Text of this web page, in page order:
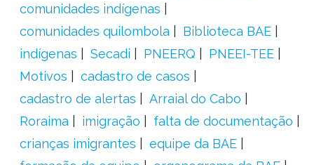
comunidades indígenas
comunidades quilombola
Biblioteca BAE
indígenas
Secadi PNEERQ
PNEEI-TEE
Motivos
cadastro de casos
cadastro de alertas
Arraial do Cabo
Roraima
imigração
falta de documentação
crianças imigrantes
equipe da BAE